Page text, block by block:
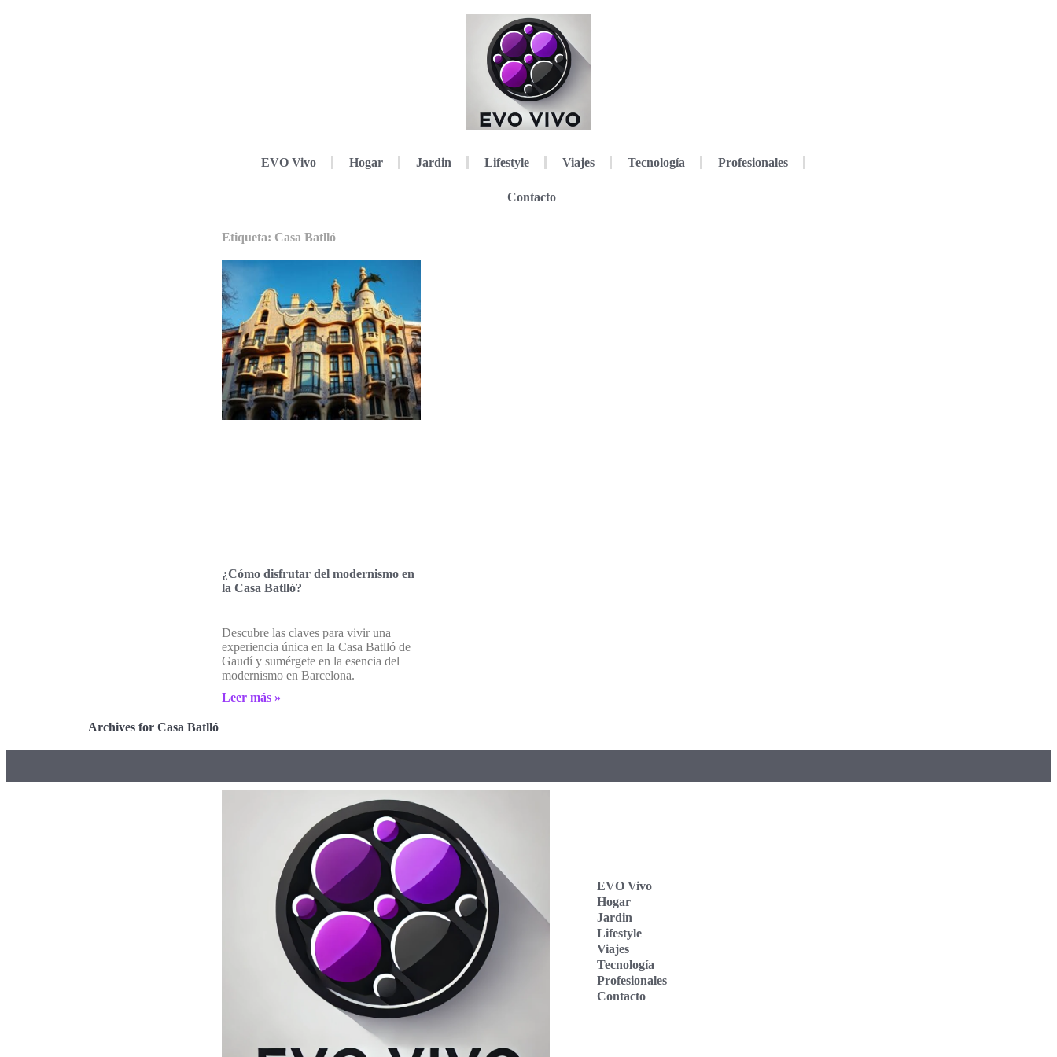
EVO Vivo Hogar Jardin Lifestyle Viajes Tecnología Profesionales
Contacto
Etiqueta: Casa Batlló
¿Cómo disfrutar del modernismo en
la Casa Batlló?
Descubre las claves para vivir una
experiencia única en la Casa Batlló de
Gaudí y sumérgete en la esencia del
modernismo en Barcelona.
Leer más »
Archives for Casa Batlló
EVO Vivo
Hogar
Jardin
Lifestyle
Viajes
Tecnología
Profesionales
Contacto